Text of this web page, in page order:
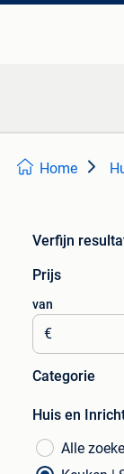
Home
Verfijn
Prijs
van
€
Categorie
Huis en
Alle